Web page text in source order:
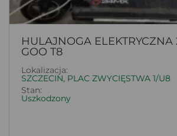
HULAJNOGA ELEKTRYCZNA
GOO T8
Lokalizacja:
SZCZECIN, PLAC ZWYCIĘSTWA 1/U8
Stan:
Uszkodzony